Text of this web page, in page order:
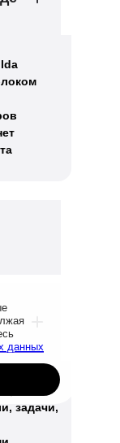
задачи,
данных